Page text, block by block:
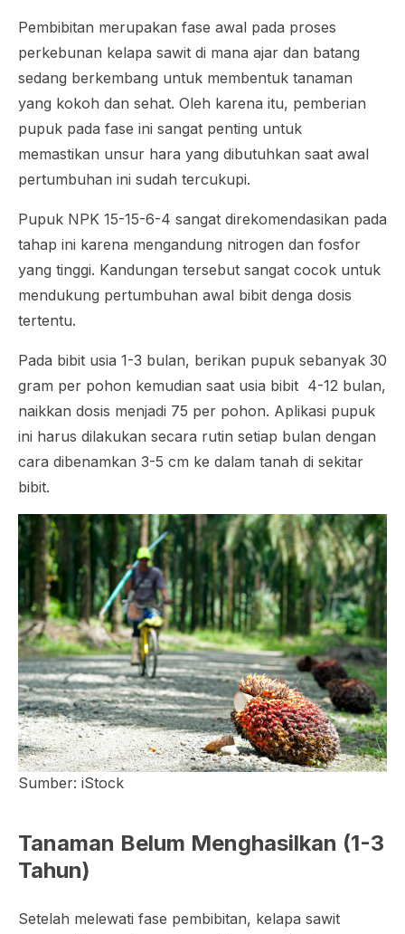
Pembibitan merupakan fase awal pada proses
perkebunan kelapa sawit di mana ajar dan batang
sedang berkembang untuk membentuk tanaman
yang kokoh dan sehat. Oleh karena itu, pemberian
pupuk pada fase ini sangat penting untuk
memastikan unsur hara yang dibutuhkan saat awal
pertumbuhan ini sudah tercukupi.
Pupuk NPK 15-15-6-4 sangat direkomendasikan pada
tahap ini karena mengandung nitrogen dan fosfor
yang tinggi. Kandungan tersebut sangat cocok untuk
mendukung pertumbuhan awal bibit denga dosis
tertentu.
Pada bibit usia 1-3 bulan, berikan pupuk sebanyak 30
gram per pohon kemudian saat usia bibit 4-12 bulan,
naikkan dosis menjadi 75 per pohon. Aplikasi pupuk
ini harus dilakukan secara rutin setiap bulan dengan
cara dibenamkan 3-5 cm ke dalam tanah di sekitar
bibit.
Sumber: iStock
Tanaman Belum Menghasilkan (1-3
Tahun)
Setelah melewati fase pembibitan, kelapa sawit